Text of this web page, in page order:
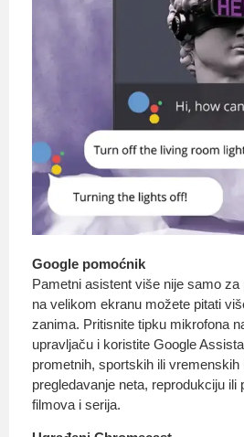
Google pomoćnik
Pametni asistent više nije samo za
na velikom ekranu možete pitati
zanima. Pritisnite tipku mikrofona
upravljaču i koristite Google
prometnih, sportskih ili vremenskih
pregledavanje neta, reprodukciju ili
filmova i serija.